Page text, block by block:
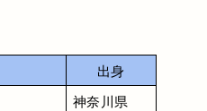
出身
神奈川県